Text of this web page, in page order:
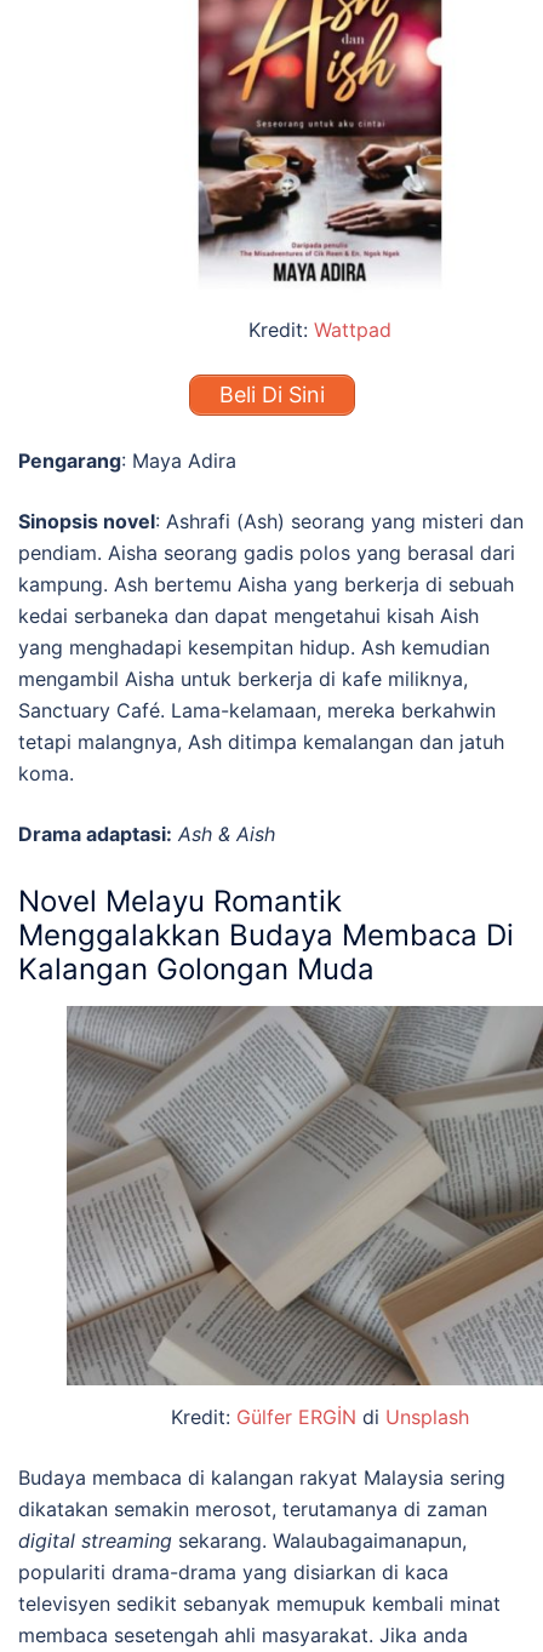
Kredit: Wattpad
Beli Di Sini
Pengarang: Maya Adira
Sinopsis novel: Ashrafi (Ash) seorang yang misteri dan
pendiam. Aisha seorang gadis polos yang berasal dari
kampung. Ash bertemu Aisha yang berkerja di sebuah
kedai serbaneka dan dapat mengetahui kisah Aish
yang menghadapi kesempitan hidup. Ash kemudian
mengambil Aisha untuk berkerja di kafe miliknya,
Sanctuary Café. Lama-kelamaan, mereka berkahwin
tetapi malangnya, Ash ditimpa kemalangan dan jatuh
koma.
Drama adaptasi: Ash & Aish
Novel Melayu Romantik
Menggalakkan Budaya Membaca Di
Kalangan Golongan Muda
Kredit: Gülfer ERGİN di Unsplash
Budaya membaca di kalangan rakyat Malaysia sering
dikatakan semakin merosot, terutamanya di zaman
digital streaming sekarang. Walaubagaimanapun,
populariti drama-drama yang disiarkan di kaca
televisyen sedikit sebanyak memupuk kembali minat
membaca sesetengah ahli masyarakat. Jika anda